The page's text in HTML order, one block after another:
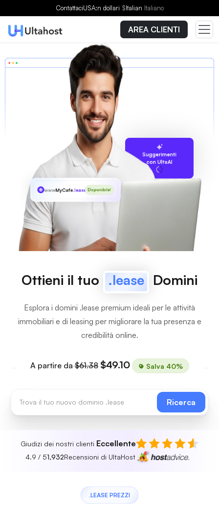
ContattaciUSA:n dollari $Italian Italiano
AREA CLIENTI
Suggerimenti
con UltaAI
wwwMyCafe.lease Disponibile!
Ottieni il tuo .lease Domini
Esplora i domini .lease premium ideali per le attività
immobiliari e di leasing per migliorare la tua presenza e
credibilità online.
A partire da$61.38 $49.10 Salva 40%
Ricerca
Giudizi dei nostri clienti Eccellente
4.9 / 51,932Recensioni di UltaHost
.LEASE PREZZI